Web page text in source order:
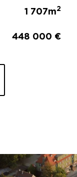
1 707m2
448 000 €